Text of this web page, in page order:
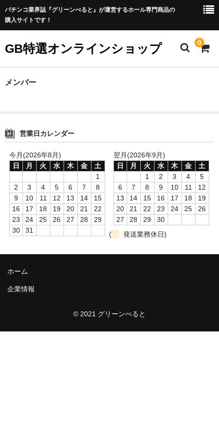
パチンコ業界誌『グリーンべると』が運営するホール専門商品の
購入サイトです！
GB特選オンラインショップ 0
ホーム
メンバー
営業日カレンダー
今月(2026年8月)
日
月 火 水 木 金
土
1
2
3 4 5 6 7
8
9
10 11 12 13 14
15
16
17 18 19 20 21
22
23
24 25 26 27 28
29
30
31
翌月(2026年9月)
日
月 火 水 木 金
土
1
2 3 4
5
6
7 8 9 10 11
12
13
14 15 16 17 18
19
20
21 22 23 24 25
26
27
28 29
30
(
発送業務休日)
ホーム
企業情報
© 2021 グリーンべると